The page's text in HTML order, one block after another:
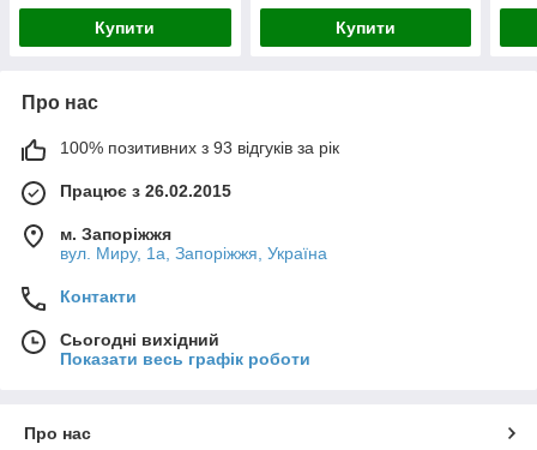
Купити Купити
Про нас
100% позитивних з 93 відгуків за рік
Працює з 26.02.2015
м. Запоріжжя
вул. Миру, 1а, Запоріжжя, Україна
Контакти
Сьогодні вихідний
Показати весь графік роботи
Про нас